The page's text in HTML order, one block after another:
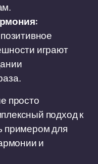
играют
просто
подход к
примером для
и